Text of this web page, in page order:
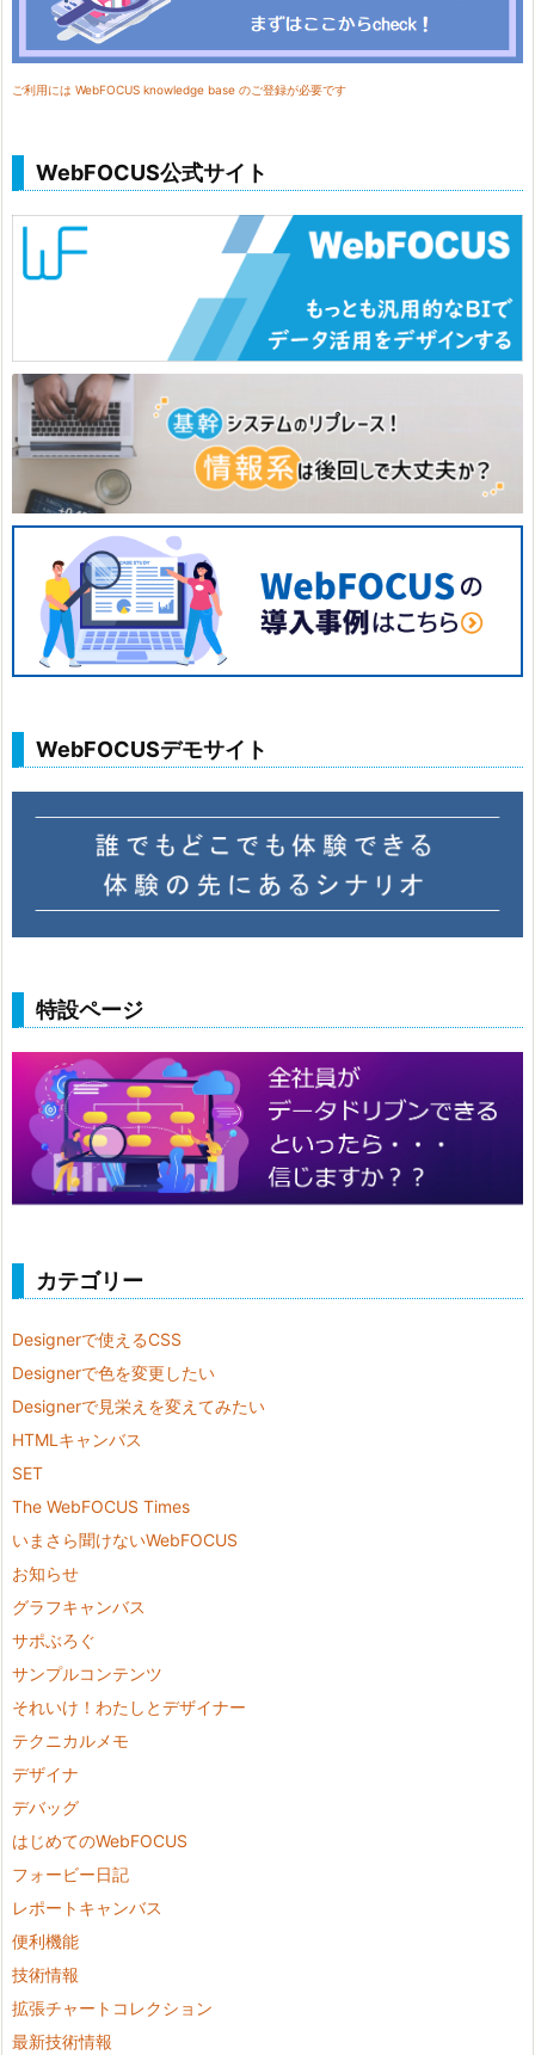
ご利用には WebFOCUS knowledge base のご登録が必要です
WebFOCUS公式サイト
WebFOCUSデモサイト
特設ページ
カテゴリー
Designerで使えるCSS
Designerで色を変更したい
Designerで見栄えを変えてみたい
HTMLキャンバス
SET
The WebFOCUS Times
いまさら聞けないWebFOCUS
お知らせ
グラフキャンバス
サポぶろぐ
サンプルコンテンツ
それいけ！わたしとデザイナー
テクニカルメモ
デザイナ
デバッグ
はじめてのWebFOCUS
フォービー日記
レポートキャンバス
便利機能
技術情報
拡張チャートコレクション
最新技術情報